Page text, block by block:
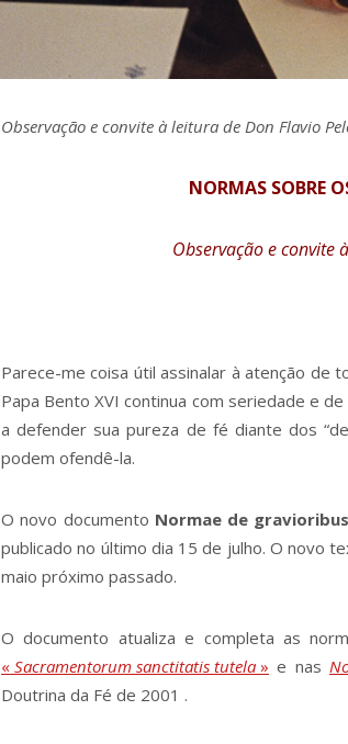
Observação e convite à leitura de Don Flavio
NORMAS SOBRE
Observação e convite
Parece-me coisa útil assinalar à atenção de
Papa Bento XVI continua com seriedade e
a defender sua pureza de fé diante dos
podem ofendê-la.
O novo documento Normae de
publicado no último dia 15 de julho. O novo
maio próximo passado.
O documento atualiza e completa as
« Sacramentorum sanctitatis tutela » e nas
Doutrina da Fé de 2001 .